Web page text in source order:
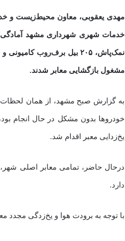
مهدی یعقوبی، معاون محیط‌زیست و
مشغول بازگشایی معابر شدند.
به گزارش صبح مشهد، از همان لحظات
خودروها بدون مشکل در حال انجام
یخ‌زدایی معبر اقدام شد.
دارد.
با توجه به برودت هوا و یخ‌زدگی مجدد